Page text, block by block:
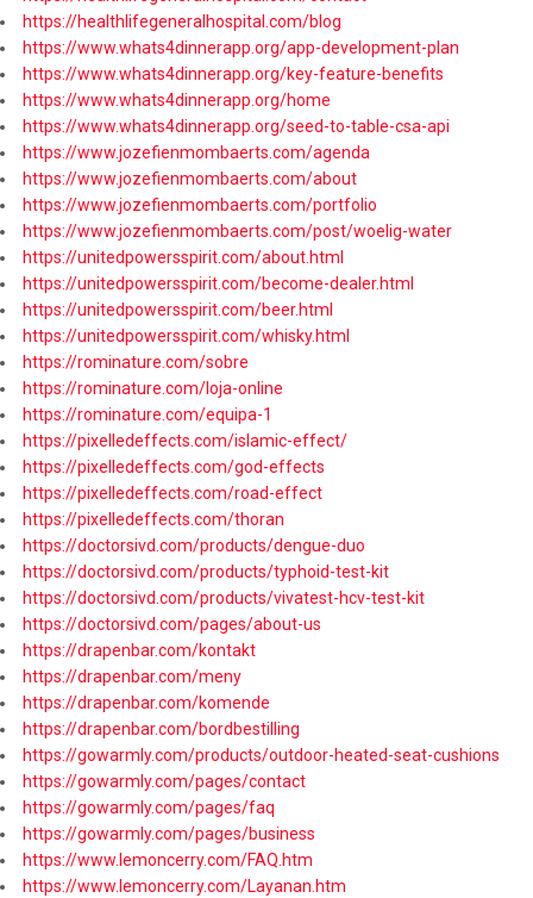
https://healthlifegeneralhospital.com/blog
https://www.whats4dinnerapp.org/app-development-plan
https://www.whats4dinnerapp.org/key-feature-benefits
https://www.whats4dinnerapp.org/home
https://www.whats4dinnerapp.org/seed-to-table-csa-api
https://www.jozefienmombaerts.com/agenda
https://www.jozefienmombaerts.com/about
https://www.jozefienmombaerts.com/portfolio
https://www.jozefienmombaerts.com/post/woelig-water
https://unitedpowersspirit.com/about.html
https://unitedpowersspirit.com/become-dealer.html
https://unitedpowersspirit.com/beer.html
https://unitedpowersspirit.com/whisky.html
https://rominature.com/sobre
https://rominature.com/loja-online
https://rominature.com/equipa-1
https://pixelledeffects.com/islamic-effect/
https://pixelledeffects.com/god-effects
https://pixelledeffects.com/road-effect
https://pixelledeffects.com/thoran
https://doctorsivd.com/products/dengue-duo
https://doctorsivd.com/products/typhoid-test-kit
https://doctorsivd.com/products/vivatest-hcv-test-kit
https://doctorsivd.com/pages/about-us
https://drapenbar.com/kontakt
https://drapenbar.com/meny
https://drapenbar.com/komende
https://drapenbar.com/bordbestilling
https://gowarmly.com/products/outdoor-heated-seat-cushions
https://gowarmly.com/pages/contact
https://gowarmly.com/pages/faq
https://gowarmly.com/pages/business
https://www.lemoncerry.com/FAQ.htm
https://www.lemoncerry.com/Layanan.htm